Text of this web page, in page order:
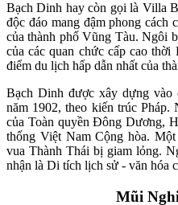
Bạch Dinh hay còn gọi là Villa
độc đáo mang đậm phong cách
của thành phố Vũng Tàu. Ngôi
của các quan chức cấp cao
điểm du lịch hấp dẫn nhất của
Bạch Dinh được xây dựng
năm 1902, theo kiến trúc
của Toàn quyền Đông Dương,
thống Việt Nam Cộng hòa.
vua Thành Thái bị giam lỏng.
nhận là Di tích lịch sử - văn hóa
Mũi